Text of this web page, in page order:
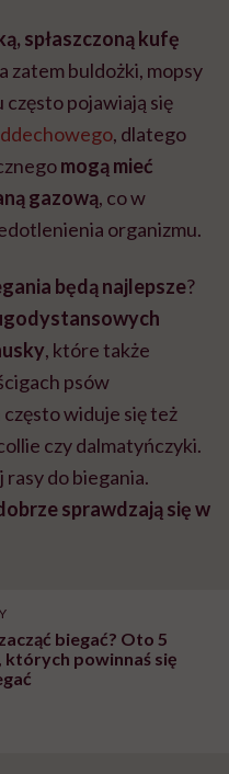
spłaszczoną kufę
zatem buldożki, mopsy
pojawiają się
, dlatego
mogą mieć
gazową, co w
organizmu.
będą najlepsze?
, które także
psów
widuje się też
czy dalmatyńczyki.
rasy do biegania.
sprawdzają się w
biegać? Oto 5
których powinnaś się